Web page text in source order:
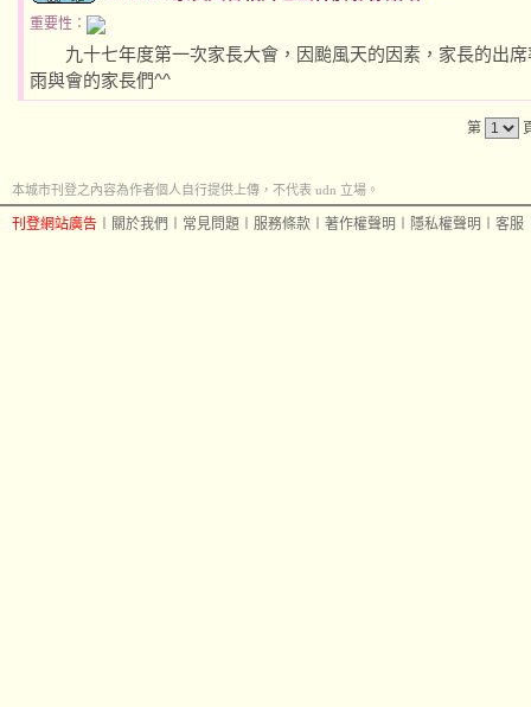
重要性：
九十七年度第一次家長大會，因颱風天的因素，家長的出席
雨與會的家長們^^
第
本城市刊登之內容為作者個人自行提供上傳，不代表 udn 立場。
刊登網站廣告 關於我們 常見問題 服務條款 著作權聲明 隱私權聲明 客服